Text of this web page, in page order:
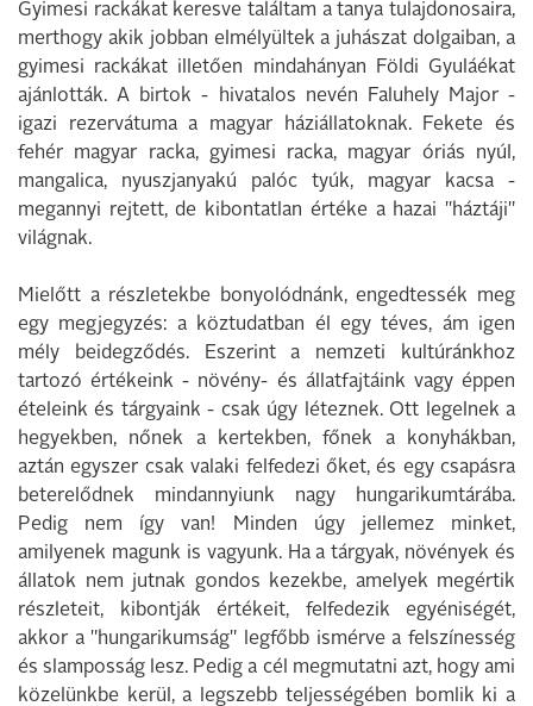
Gyimesi rackákat keresve találtam a tanya tulajdonosaira,
merthogy akik jobban elmélyültek a juhászat dolgaiban, a
gyimesi rackákat illetően mindahányan Földi Gyuláékat
ajánlották. A birtok - hivatalos nevén Faluhely Major -
igazi rezervátuma a magyar háziállatoknak. Fekete és
fehér magyar racka, gyimesi racka, magyar óriás nyúl,
mangalica, nyuszjanyakú palóc tyúk, magyar kacsa -
megannyi rejtett, de kibontatlan értéke a hazai "háztáji"
világnak.
Mielőtt a részletekbe bonyolódnánk, engedtessék meg
egy megjegyzés: a köztudatban él egy téves, ám igen
mély beidegződés. Eszerint a nemzeti kultúránkhoz
tartozó értékeink - növény- és állatfajtáink vagy éppen
ételeink és tárgyaink - csak úgy léteznek. Ott legelnek a
hegyekben, nőnek a kertekben, főnek a konyhákban,
aztán egyszer csak valaki felfedezi őket, és egy csapásra
beterelődnek mindannyiunk nagy hungarikumtárába.
Pedig nem így van! Minden úgy jellemez minket,
amilyenek magunk is vagyunk. Ha a tárgyak, növények és
állatok nem jutnak gondos kezekbe, amelyek megértik
részleteit, kibontják értékeit, felfedezik egyéniségét,
akkor a "hungarikumság" legfőbb ismérve a felszínesség
és slamposság lesz. Pedig a cél megmutatni azt, hogy ami
közelünkbe kerül, a legszebb teljességében bomlik ki a